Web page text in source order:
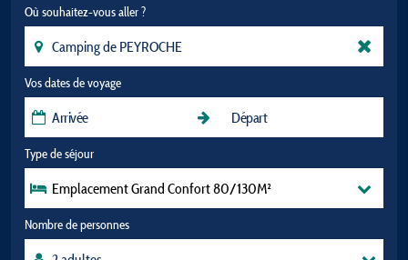
Où souhaitez-vous aller ?
Vos dates de voyage
Type de séjour
Emplacement Grand Confort 80/130M²
Nombre de personnes